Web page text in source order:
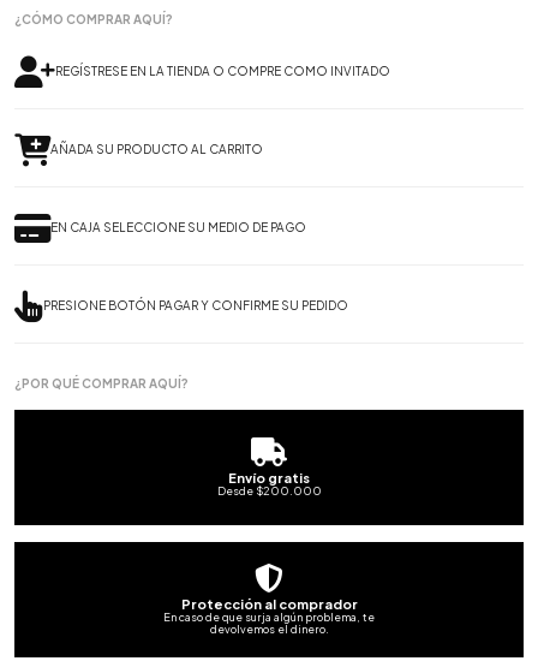
¿CÓMO COMPRAR AQUÍ?
REGÍSTRESE EN LA TIENDA O COMPRE COMO INVITADO
AÑADA SU PRODUCTO AL CARRITO
EN CAJA SELECCIONE SU MEDIO DE PAGO
PRESIONE BOTÓN PAGAR Y CONFIRME SU PEDIDO
¿POR QUÉ COMPRAR AQUÍ?
Envío gratis
Desde $200.000
Protección al comprador
En caso de que surja algún problema, te
devolvemos el dinero.